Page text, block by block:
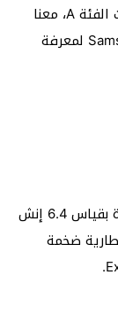
تستمر سامسونج في طرح المزيد من موديلات الفئة A، معنا
اليوم تقرير لمراجعة هاتف Samsung Galaxy A30 لمعرفة
تتميز هذه السلسلة بتوفير مساحة عرض كبيرة بقياس 6.4 إنش
ضخمة